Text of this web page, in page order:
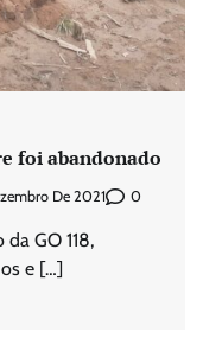
foi abandonado
De 2021 0
GO 118,
e […]